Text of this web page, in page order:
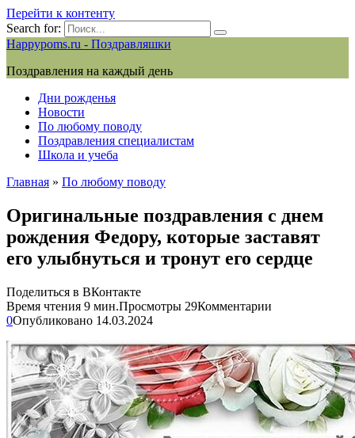
Перейти к контенту
Search for:
Happypoms.ru - Поздравляшки
Поздравления на каждый день
Дни рожденья
Новости
По любому поводу
Поздравления специалистам
Школа и учеба
Главная » По любому поводу
Оригинальные поздравления с днем
рождения Федору, которые заставят
его улыбнуться и тронут его сердце
Поделиться в ВКонтакте
Время чтения 9 мин.Просмотры 29Комментарии
0Опубликовано 14.03.2024